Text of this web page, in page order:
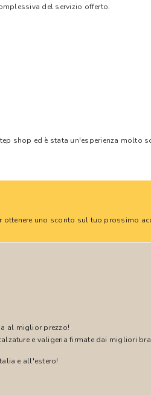
del servizio offerto.
shop ed è stata un'esperienza molto
ottenere uno sconto sul tuo prossimo
al miglior prezzo!
e valigeria firmate dai migliori
e all'estero!